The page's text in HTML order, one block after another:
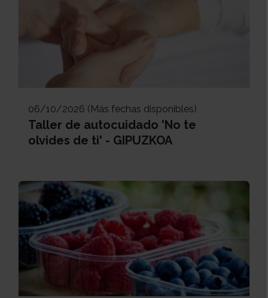
06/10/2026 (Más fechas disponibles)
Taller de autocuidado 'No te
olvides de ti' - GIPUZKOA